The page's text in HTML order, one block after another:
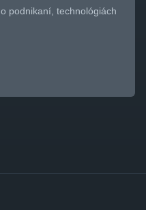
podnikaní, technológiách